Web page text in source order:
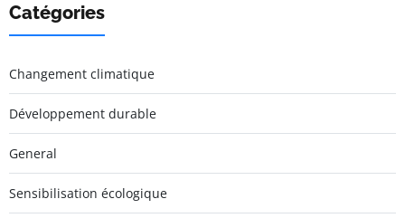
Catégories
Changement climatique
Développement durable
General
Sensibilisation écologique